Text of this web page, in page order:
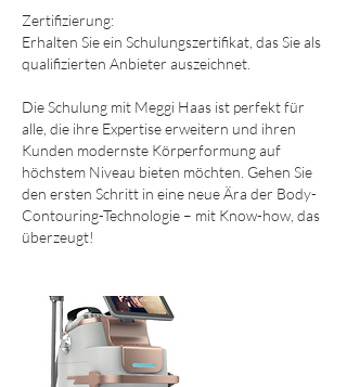
Zertifizierung:
Erhalten Sie ein Schulungszertifikat, das Sie als
qualifizierten Anbieter auszeichnet.
Die Schulung mit Meggi Haas ist perfekt für
alle, die ihre Expertise erweitern und ihren
Kunden modernste Körperformung auf
höchstem Niveau bieten möchten. Gehen Sie
den ersten Schritt in eine neue Ära der Body-
Contouring-Technologie – mit Know-how, das
überzeugt!